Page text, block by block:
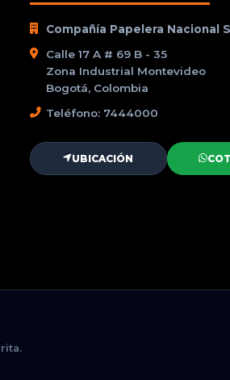
Compañía Papelera Nacional
Calle 17 A # 69 B - 35
Zona Industrial Montevideo
Bogotá, Colombia
Teléfono: 7444000
UBICACIÓN